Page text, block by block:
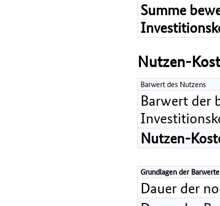
Summe
Nutzen-
Barwert des Nutzens
Barwert der
Nutzen-
Grundlagen der
Dauer der